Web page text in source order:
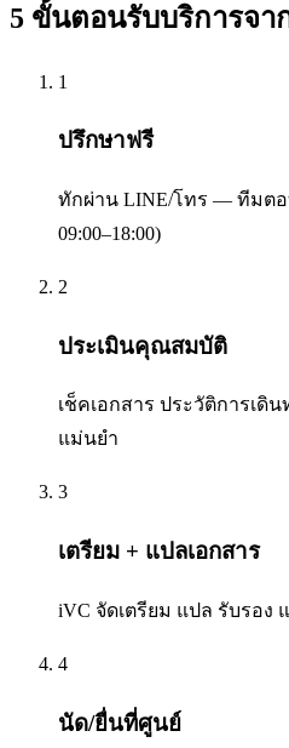
5 ขั้นตอนรับบริการจา
1
ปรึกษาฟรี
ทักผ่าน LINE/โทร — ทีมตอ
09:00–18:00)
2
ประเมินคุณสมบัติ
เช็คเอกสาร ประวัติการเดิ
แม่นยำ
3
เตรียม + แปลเอกสาร
iVC จัดเตรียม แปล รับรอง
4
นัด/ยื่นที่ศูนย์